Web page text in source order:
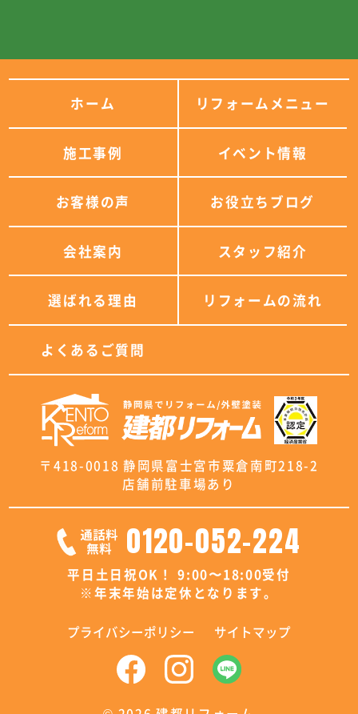
ホーム リフォームメニュー
施工事例 イベント情報
お客様の声 お役立ちブログ
会社案内 スタッフ紹介
選ばれる理由 リフォームの流れ
よくあるご質問
〒418-0018 静岡県富士宮市粟倉南町218-2
店舗前駐車場あり
0120-052-224
平日土日祝OK！ 9:00〜18:00受付
※年末年始は定休となります。
プライバシーポリシー サイトマップ